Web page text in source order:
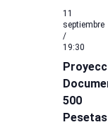
500
Pesetas
11
septiembre
/
19:30